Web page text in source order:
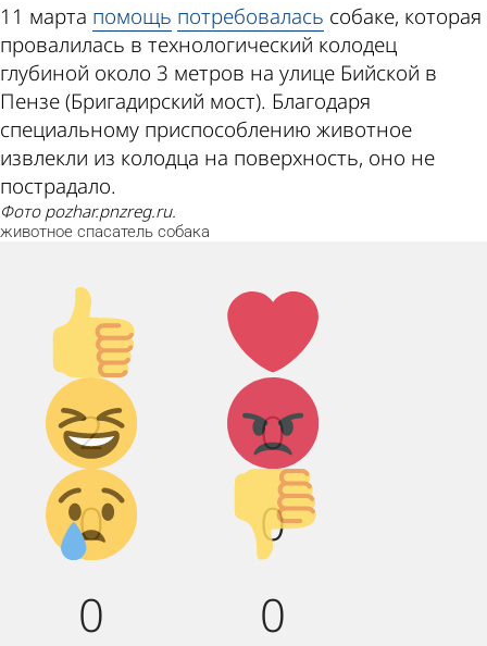
11 марта помощь потребовалась собаке, которая
провалилась в технологический колодец
глубиной около 3 метров на улице Бийской в
Пензе (Бригадирский мост). Благодаря
специальному приспособлению животное
извлекли из колодца на поверхность, оно не
пострадало.
Фото pozhar.pnzreg.ru.
животное спасатель собака
Палец
вверх!
2
Лайк!
0
Дикий
смех!
0
Агрессия!
0
Грусть :(
0
Палец
вниз!
0